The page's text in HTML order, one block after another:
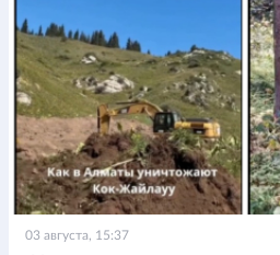
03 августа, 15:37